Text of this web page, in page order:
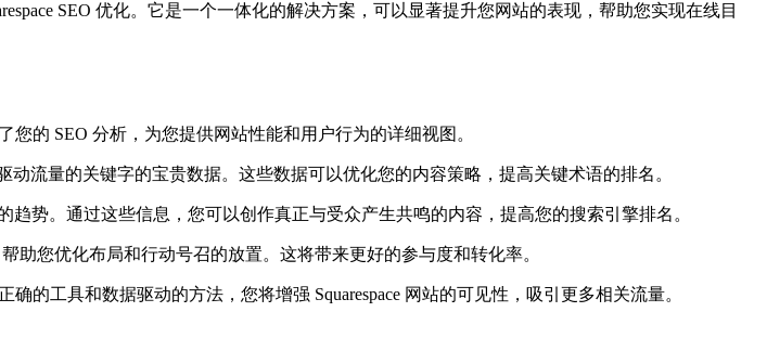
SEO 优化。它是一个一体化的解决方案，可以显著提升您网站的表现，帮助您实现在线目
您的 SEO 分析，为您提供网站性能和用户行为的详细视图。
动流量的关键字的宝贵数据。这些数据可以优化您的内容策略，提高关键术语的排名。
势。通过这些信息，您可以创作真正与受众产生共鸣的内容，提高您的搜索引擎排名。
助您优化布局和行动号召的放置。这将带来更好的参与度和转化率。
的工具和数据驱动的方法，您将增强 Squarespace 网站的可见性，吸引更多相关流量。